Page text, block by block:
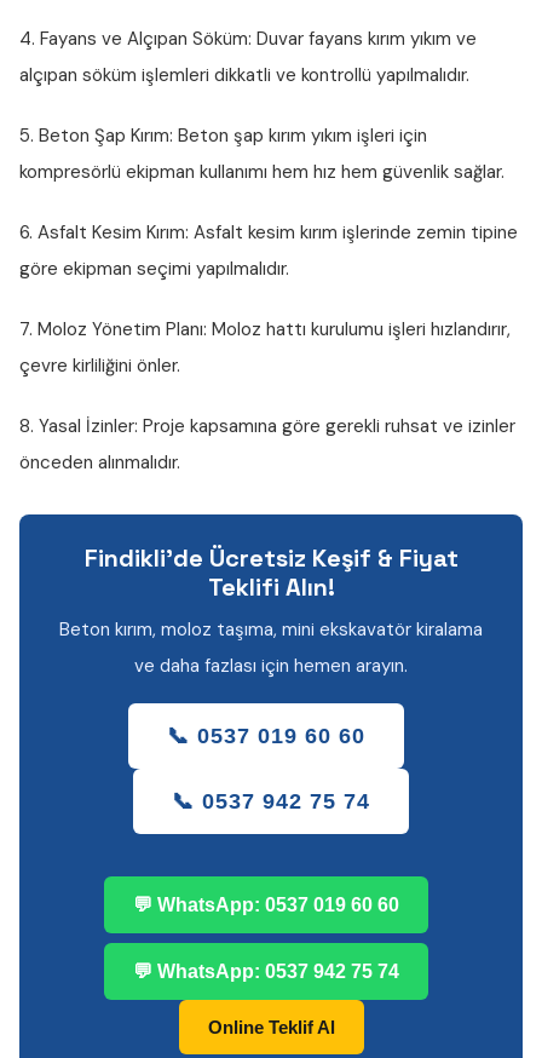
4. Fayans ve Alçıpan Söküm: Duvar fayans kırım yıkım ve
alçıpan söküm işlemleri dikkatli ve kontrollü yapılmalıdır.
5. Beton Şap Kırım: Beton şap kırım yıkım işleri için
kompresörlü ekipman kullanımı hem hız hem güvenlik sağlar.
6. Asfalt Kesim Kırım: Asfalt kesim kırım işlerinde zemin tipine
göre ekipman seçimi yapılmalıdır.
7. Moloz Yönetim Planı: Moloz hattı kurulumu işleri hızlandırır,
çevre kirliliğini önler.
8. Yasal İzinler: Proje kapsamına göre gerekli ruhsat ve izinler
önceden alınmalıdır.
Findikli'de Ücretsiz Keşif & Fiyat
Teklifi Alın!
Beton kırım, moloz taşıma, mini ekskavatör kiralama
ve daha fazlası için hemen arayın.
📞 0537 019 60 60
📞 0537 942 75 74
💬 WhatsApp: 0537 019 60 60
💬 WhatsApp: 0537 942 75 74
Online Teklif Al